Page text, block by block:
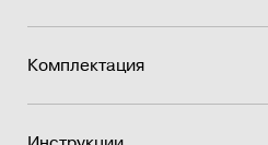
Комплектация